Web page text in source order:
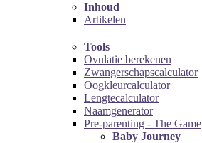
Inhoud
Artikelen
Tools
Ovulatie berekenen
Zwangerschapscalculator
Oogkleurcalculator
Lengtecalculator
Naamgenerator
Pre-parenting - The Game
Baby Journey